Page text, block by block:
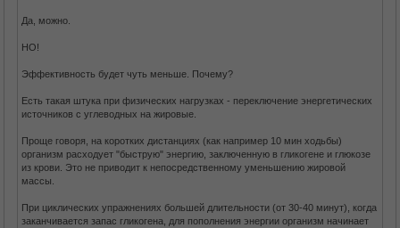
Да, можно.
НО!
Эффективность будет чуть меньше. Почему?
Есть такая штука при физических нагрузках - переключение энергетических
источников с углеводных на жировые.
Проще говоря, на коротких дистанциях (как например 10 мин ходьбы)
организм расходует "быструю" энергию, заключенную в гликогене и глюкозе
из крови. Это не приводит к непосредственному уменьшению жировой
массы.
При циклических упражнениях большей длительности (от 30-40 минут), когда
заканчивается запас гликогена, для пополнения энергии организм начинает